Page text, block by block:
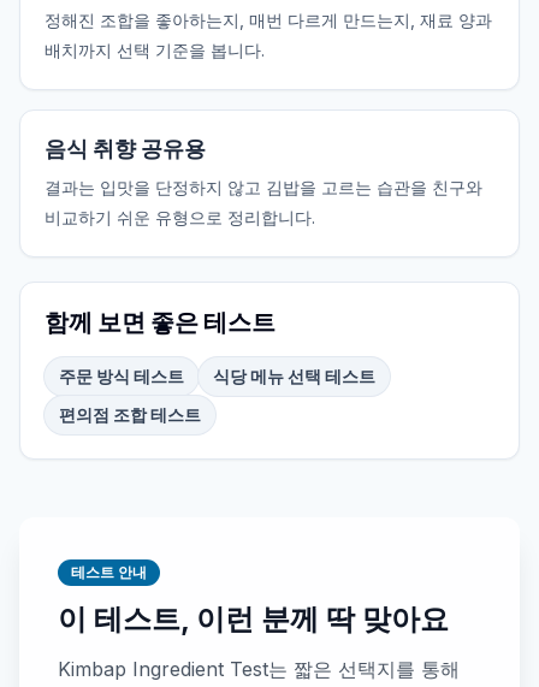
정해진 조합을 좋아하는지, 매번 다르게 만드는지, 재료 양과
배치까지 선택 기준을 봅니다.
음식 취향 공유용
결과는 입맛을 단정하지 않고 김밥을 고르는 습관을 친구와
비교하기 쉬운 유형으로 정리합니다.
함께 보면 좋은 테스트
주문 방식 테스트
식당 메뉴 선택 테스트
편의점 조합 테스트
테스트 안내
이 테스트, 이런 분께 딱 맞아요
Kimbap Ingredient Test는 짧은 선택지를 통해